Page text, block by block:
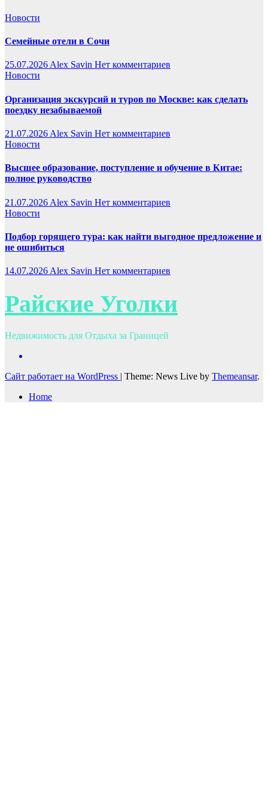
Новости
Семейные отели в Сочи
25.07.2026Alex Savin Нет комментариев
Новости
Организация экскурсий и туров по Москве: как сделать
поездку незабываемой
21.07.2026 Alex Savin Нет комментариев
Новости
Высшее образование, поступление и обучение в Китае:
полное руководство
21.07.2026 Alex Savin Нет комментариев
Новости
Подбор горящего тура: как найти выгодное предложение и
не ошибиться
14.07.2026 Alex Savin Нет комментариев
Райские Уголки
Недвижимость для Отдыха за Границей
Сайт работает на WordPress | Theme: News Live by Themeansar.
Home